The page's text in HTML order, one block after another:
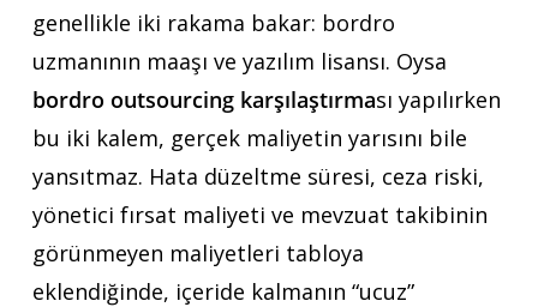
genellikle iki rakama bakar: bordro
uzmanının maaşı ve yazılım lisansı. Oysa
bordro outsourcing karşılaştırması yapılırken
bu iki kalem, gerçek maliyetin yarısını bile
yansıtmaz. Hata düzeltme süresi, ceza riski,
yönetici fırsat maliyeti ve mevzuat takibinin
görünmeyen maliyetleri tabloya
eklendiğinde, içeride kalmanın “ucuz”